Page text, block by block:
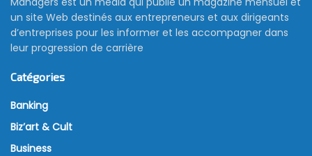
un site Web destinés aux entrepreneurs et aux dirigeants
d’entreprises pour les informer et les accompagner dans
leur progression de carrière
Catégories
Banking
Biz’art & Cult
Business